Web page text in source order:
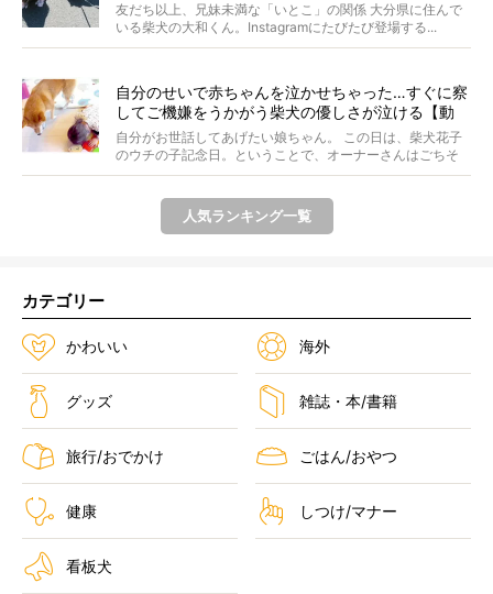
友だち以上、兄妹未満な「いとこ」の関係 大分県に住んで
いる柴犬の大和くん。Instagramにたびたび登場する...
自分のせいで赤ちゃんを泣かせちゃった…すぐに察
してご機嫌をうかがう柴犬の優しさが泣ける【動
画】
自分がお世話してあげたい娘ちゃん。 この日は、柴犬花子
のウチの子記念日。ということで、オーナーさんはごちそ
うを...
人気ランキング一覧
カテゴリー
かわいい 海外
グッズ 雑誌・本/書籍
旅行/おでかけ ごはん/おやつ
健康 しつけ/マナー
看板犬